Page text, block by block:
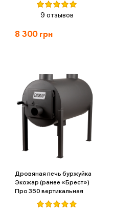
9 отзывов
8 300грн
Дровяная печь буржуйка
Экожар (ранее «Брест»)
Про 350 вертикальная